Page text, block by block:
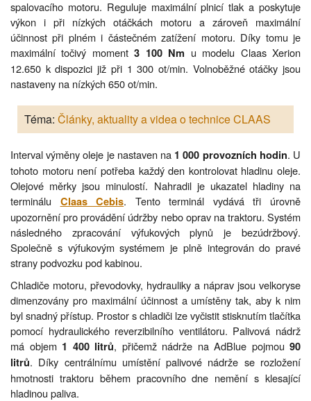
spalovacího motoru. Reguluje maximální plnicí tlak a poskytuje
výkon i při nízkých otáčkách motoru a zároveň maximální
účinnost při plném i částečném zatížení motoru. Díky tomu je
maximální točivý moment3 100 Nm u modelu Claas Xerion
12.650 k dispozici již při 1 300 ot/min. Volnoběžné otáčky jsou
nastaveny na nízkých 650 ot/min.
Téma: Články, aktuality a videa o technice CLAAS
Interval výměny oleje je nastaven na 1 000 provozních hodin. U
tohoto motoru není potřeba každý den kontrolovat hladinu oleje.
Olejové měrky jsou minulostí. Nahradil je ukazatel hladiny na
terminálu Claas Cebis. Tento terminál vydává tři úrovně
upozornění pro provádění údržby nebo oprav na traktoru. Systém
následného zpracování výfukových plynů je bezúdržbový.
Společně s výfukovým systémem je plně integrován do pravé
strany podvozku pod kabinou.
Chladiče motoru, převodovky, hydrauliky a náprav jsou velkoryse
dimenzovány pro maximální účinnost a umístěny tak, aby k nim
byl snadný přístup. Prostor s chladiči lze vyčistit stisknutím tlačítka
pomocí hydraulického reverzibilního ventilátoru. Palivová nádrž
má objem 1 400 litrů, přičemž nádrže na AdBlue pojmou 90
litrů. Díky centrálnímu umístění palivové nádrže se rozložení
hmotnosti traktoru během pracovního dne nemění s klesající
hladinou paliva.